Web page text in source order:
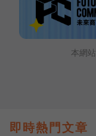
本網
即時熱門文章